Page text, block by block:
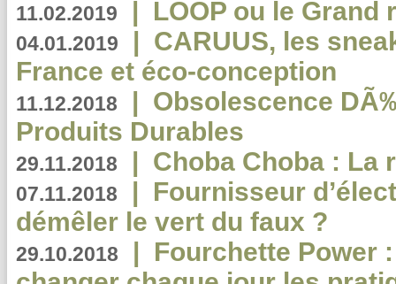
11.02.2019 | LOOP ou le Grand
04.01.2019 | CARUUS, les
France et éco-conception
11.12.2018 | Obsolescence
Produits Durables
29.11.2018 | Choba Choba : La
07.11.2018 | Fournisseur
démêler le vert du faux ?
29.10.2018 | Fourchette Power